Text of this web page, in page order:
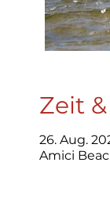
Zeit
26. Aug.
Amici